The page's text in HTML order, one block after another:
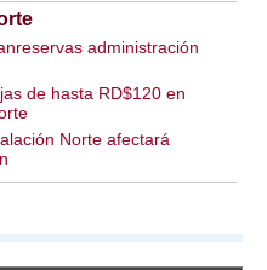
administración
de hasta RD$120 en
Norte afectará